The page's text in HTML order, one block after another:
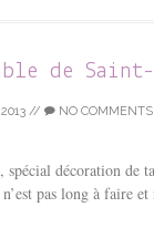
de
// NO COMMENTS
décoration de
pas long à faire